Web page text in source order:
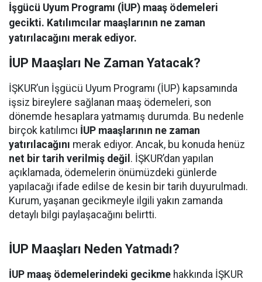
İşgücü Uyum Programı (İUP) maaş ödemeleri
gecikti. Katılımcılar maaşlarının ne zaman
yatırılacağını merak ediyor.
İUP Maaşları Ne Zaman Yatacak?
İŞKUR’un İşgücü Uyum Programı (İUP) kapsamında
işsiz bireylere sağlanan maaş ödemeleri, son
dönemde hesaplara yatmamış durumda. Bu nedenle
birçok katılımcı İUP maaşlarının ne zaman
yatırılacağını merak ediyor. Ancak, bu konuda henüz
net bir tarih verilmiş değil . İŞKUR’dan yapılan
açıklamada, ödemelerin önümüzdeki günlerde
yapılacağı ifade edilse de kesin bir tarih duyurulmadı.
Kurum, yaşanan gecikmeyle ilgili yakın zamanda
detaylı bilgi paylaşacağını belirtti.
İUP Maaşları Neden Yatmadı?
İUP maaş ödemelerindeki gecikme hakkında İŞKUR